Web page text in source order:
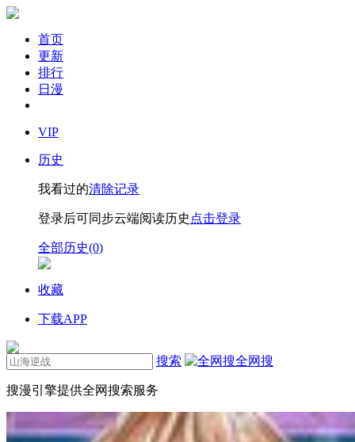
首页
更新
排行
日漫
VIP
历史
我看过的清除记录
登录后可同步云端阅读历史 点击登录
全部历史(0)
收藏
下载APP
搜索 全网搜
搜漫引擎提供全网搜索服务